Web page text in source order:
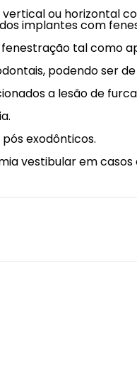
ou horizontal
implantes com
tal como
podendo ser
a lesão de furca
exodônticos.
vestibular em